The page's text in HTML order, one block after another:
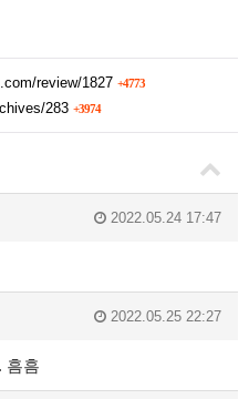
review/1827 +4773
283 +3974
2022.05.24 17:47
2022.05.25 22:27
흠흠